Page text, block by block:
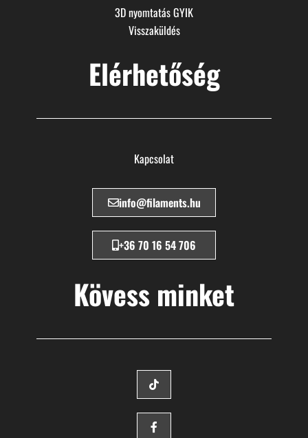
3D nyomtatás GYIK
Visszaküldés
Elérhetőség
Kapcsolat
info@filaments.hu
+36 70 16 54 706
Kövess minket